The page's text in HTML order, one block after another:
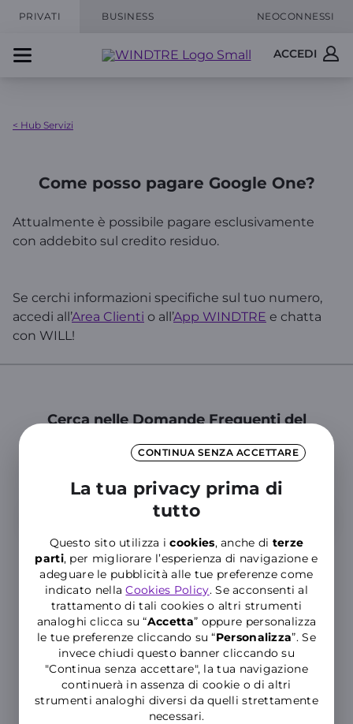
CONTINUA SENZA ACCETTARE
La tua privacy prima di
tutto
Questo sito utilizza icookies, anche di terze
parti, per migliorare l’esperienza di navigazione e
adeguare le pubblicità alle tue preferenze come
indicato nellaCookies Policy. Se acconsenti al
trattamento di tali cookies o altri strumenti
analoghi clicca su “Accetta” oppure personalizza
le tue preferenze cliccando su “Personalizza”. Se
invece chiudi questo banner cliccando su
"Continua senza accettare", la tua navigazione
continuerà in assenza di cookie o di altri
strumenti analoghi diversi da quelli strettamente
necessari.
PRIVATI BUSINESS NEOCONNESSI
ACCEDI
< Hub Servizi
Come posso pagare Google One?
Attualmente è possibile pagare esclusivamente
con addebito sul credito residuo.
Se cerchi informazioni specifiche sul tuo numero,
accedi all’Area Clienti o all’App WINDTRE e chatta
con WILL!
Cerca nelle Domande Frequenti del
Inserisci almeno tre caratteri per cercare nelle FAQ
Hai ancora bisogno di aiuto?
MOSTRA TUTTE LE CATEGORIE